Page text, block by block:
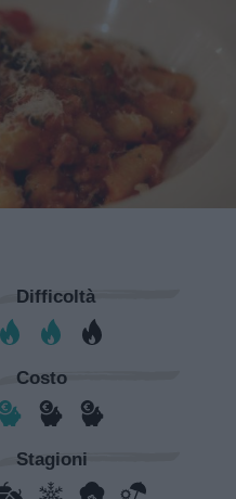
Difficoltà
Costo
Stagioni